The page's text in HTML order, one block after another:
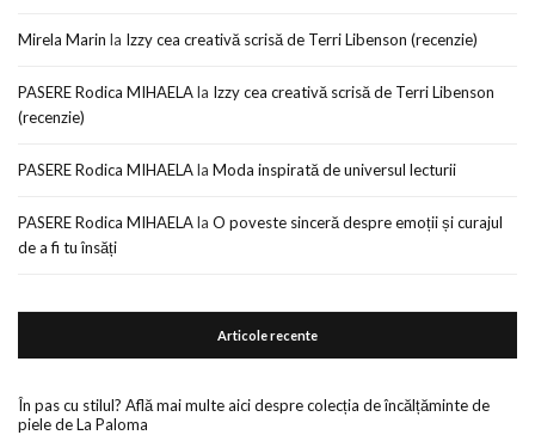
Mirela Marin la Izzy cea creativă scrisă de Terri Libenson (recenzie)
PASERE Rodica MIHAELAla Izzy cea creativă scrisă de Terri Libenson
(recenzie)
PASERE Rodica MIHAELAla Moda inspirată de universul lecturii
PASERE Rodica MIHAELAla O poveste sinceră despre emoții și curajul
de a fi tu însăți
Articole recente
În pas cu stilul? Află mai multe aici despre colecția de încălțăminte de
piele de La Paloma